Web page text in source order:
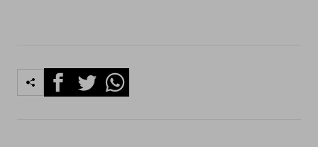
FacebookTwitterWhatsapp